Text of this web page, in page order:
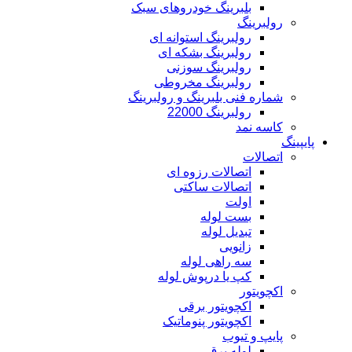
بلبرینگ خودروهای سبک
رولبرینگ
رولبرینگ استوانه ای
رولبرینگ بشکه ای
رولبرینگ سوزنی
رولبرینگ مخروطی
شماره فنی بلبرینگ و رولبرینگ
رولبرینگ 22000
کاسه نمد
پایپینگ
اتصالات
اتصالات رزوه ای
اتصالات ساکتی
اولت
بست لوله
تبدیل لوله
زانویی
سه راهی لوله
کپ یا درپوش لوله
اکچویتور
اکچویتور برقی
اکچویتور پنوماتیک
پایپ و تیوب